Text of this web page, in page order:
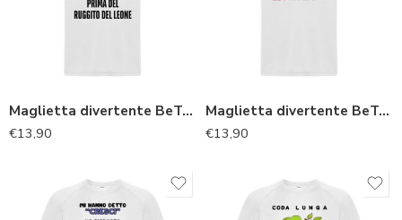
Maglietta divertente BeTee “Leone”
€13,90
Maglietta divertente BeTee “Pesce blob”
€13,90